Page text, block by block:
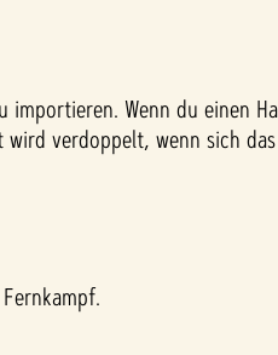
importieren. Wenn du einen
verdoppelt, wenn sich